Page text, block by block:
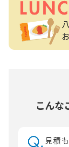
こんな
見積